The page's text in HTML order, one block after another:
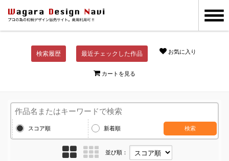
検索履歴 最近チェックした作品 お気に入り
カートを見る
スコア順 新着順 検索
並び順：